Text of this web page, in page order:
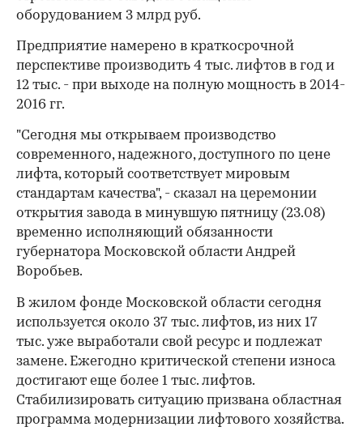
оборудованием 3 млрд руб.
Предприятие намерено в краткосрочной
перспективе производить 4 тыс. лифтов в год и
12 тыс. - при выходе на полную мощность в 2014-
2016 гг.
"Сегодня мы открываем производство
современного, надежного, доступного по цене
лифта, который соответствует мировым
стандартам качества", - сказал на церемонии
открытия завода в минувшую пятницу (23.08)
временно исполняющий обязанности
губернатора Московской области Андрей
Воробьев.
В жилом фонде Московской области сегодня
используется около 37 тыс. лифтов, из них 17
тыс. уже выработали свой ресурс и подлежат
замене. Ежегодно критической степени износа
достигают еще более 1 тыс. лифтов.
Стабилизировать ситуацию призвана областная
программа модернизации лифтового хозяйства.